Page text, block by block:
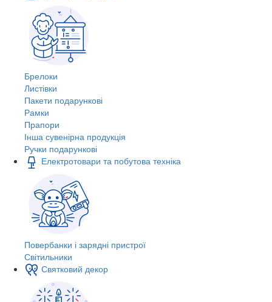
Брелоки
Листівки
Пакети подарункові
Рамки
Прапори
Інша сувенірна продукція
Ручки подарункові
Електротовари та побутова техніка
Повербанки і зарядні пристрої
Світильники
Святковий декор